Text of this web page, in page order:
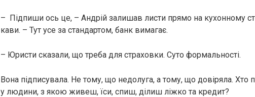
– Підпиши ось це, – Андрій залишав листи прямо на кухонному
кави. – Тут усе за стандартом, банк вимагає.
– Юристи сказали, що треба для страховки. Суто формальності.
Вона підписувала. Не тому, що недолуга, а тому, що довіряла. Хто
у людини, з якою живеш, їси, спиш, ділиш ліжко та кредит?